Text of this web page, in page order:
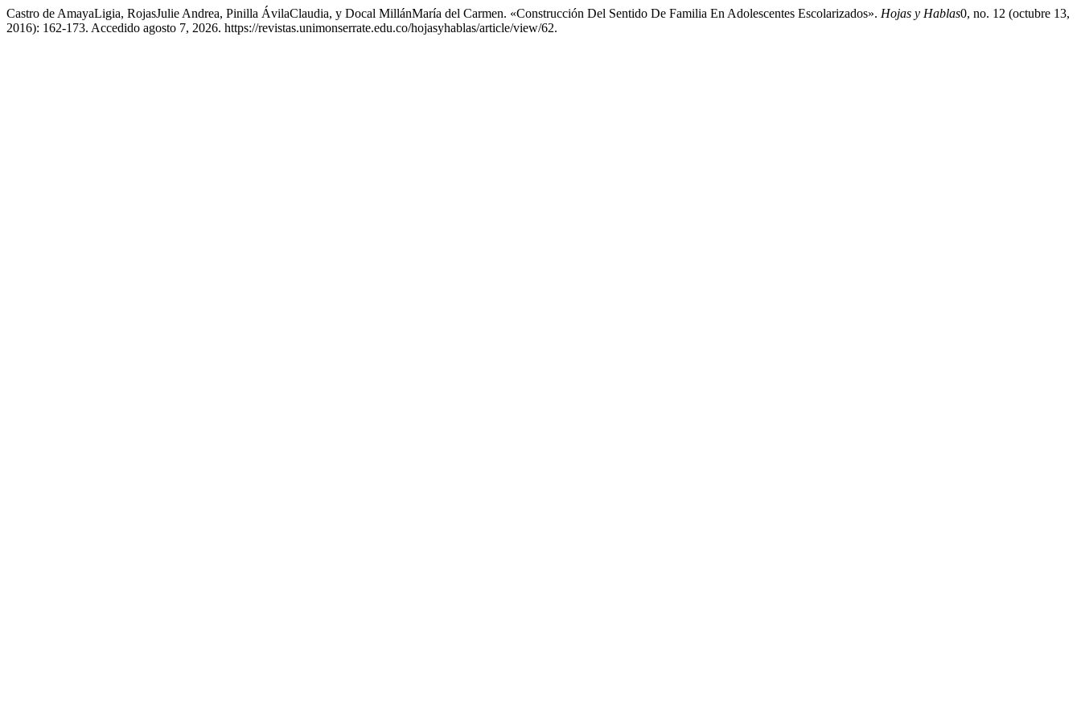
Castro de AmayaLigia, RojasJulie Andrea, Pinilla ÁvilaClaudia, y Docal MillánMaría del Carmen. «Construcción Del Sentido De Familia En Adolescentes Escolarizados». Hojas y Hablas0, no. 12 (octubre 13,
2016): 162-173. Accedido agosto 7, 2026. https://revistas.unimonserrate.edu.co/hojasyhablas/article/view/62.